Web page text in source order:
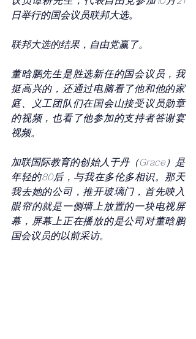
日举行的国会议员联邦大选。
联邦大选的结果，自由党赢了。
董晗鹏先生是胜选新任的国会议员，我
挺高兴的，还通过电脑看了他和他的家
庭、义工团队们在国会山接受议员勋章
的视频，也看了他参加的支持者答谢宴
视频。
加联国际教育的创始人于丹（Grace）是
年轻的80后，与我在多伦多相识。那天
我去她的公司，推开玻璃门，首先映入
眼帘的就是一侧墙上放置的一块电视屏
幕，屏幕上正在播放的是公司对董晗鹏
国会议员的以前采访。